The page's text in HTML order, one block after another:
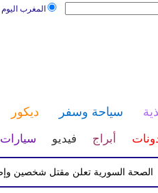
المغرب اليوم
سياحة وسفر ديكور
أبراج فيديو سيارات
تعلن مقتل شخصين وإصابة 13 بانفجار مركبة قرب دمشق